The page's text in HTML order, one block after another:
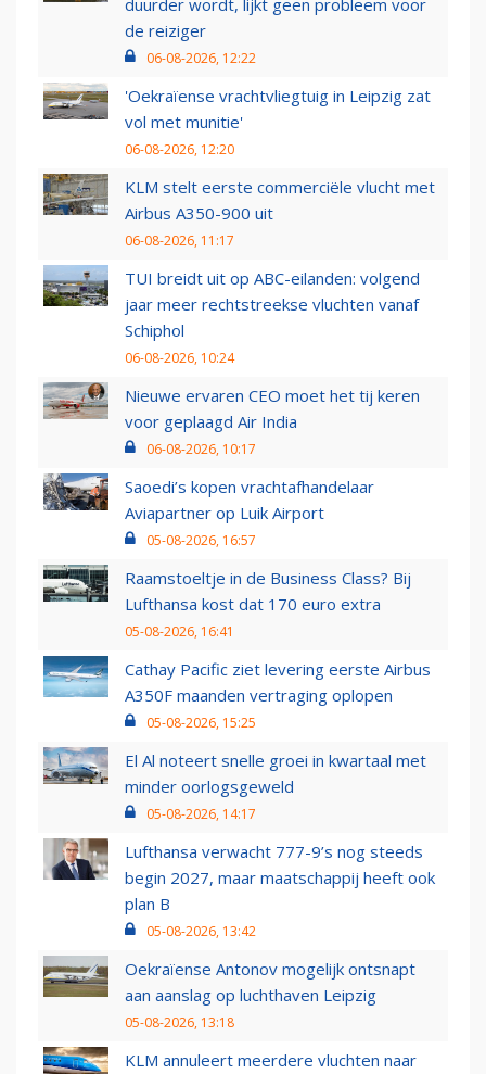
duurder wordt, lijkt geen probleem voor
de reiziger
06-08-2026, 12:22
'Oekraïense vrachtvliegtuig in Leipzig zat
vol met munitie'
06-08-2026, 12:20
KLM stelt eerste commerciële vlucht met
Airbus A350-900 uit
06-08-2026, 11:17
TUI breidt uit op ABC-eilanden: volgend
jaar meer rechtstreekse vluchten vanaf
Schiphol
06-08-2026, 10:24
Nieuwe ervaren CEO moet het tij keren
voor geplaagd Air India
06-08-2026, 10:17
Saoedi’s kopen vrachtafhandelaar
Aviapartner op Luik Airport
05-08-2026, 16:57
Raamstoeltje in de Business Class? Bij
Lufthansa kost dat 170 euro extra
05-08-2026, 16:41
Cathay Pacific ziet levering eerste Airbus
A350F maanden vertraging oplopen
05-08-2026, 15:25
El Al noteert snelle groei in kwartaal met
minder oorlogsgeweld
05-08-2026, 14:17
Lufthansa verwacht 777-9’s nog steeds
begin 2027, maar maatschappij heeft ook
plan B
05-08-2026, 13:42
Oekraïense Antonov mogelijk ontsnapt
aan aanslag op luchthaven Leipzig
05-08-2026, 13:18
KLM annuleert meerdere vluchten naar